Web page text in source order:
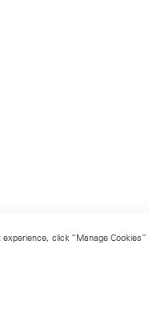
click “Manage Cookies”